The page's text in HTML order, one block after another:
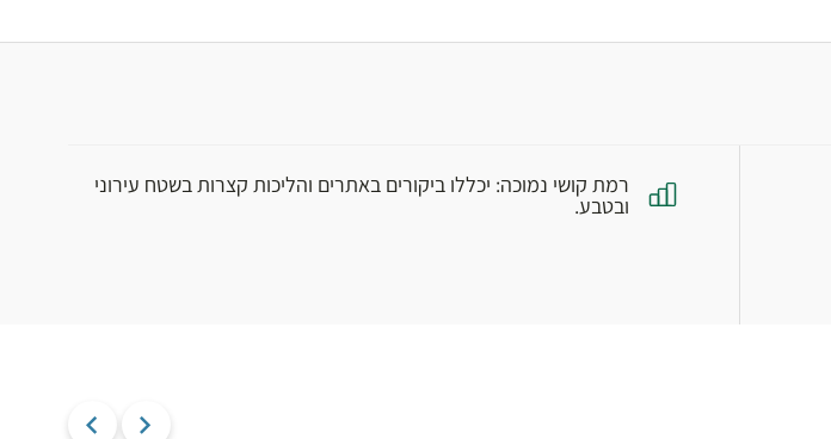
רמת קושי נמוכה: יכללו ביקורים באתרים והליכות קצרות בשטח עירוני
ובטבע.